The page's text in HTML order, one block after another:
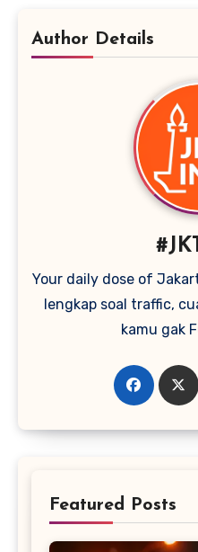
Author Details
Your daily dose of
lengkap soal traffic,
kamu gak
Featured Posts